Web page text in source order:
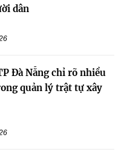
dân
Đà Nẵng chỉ rõ nhiều
quản lý trật tự xây